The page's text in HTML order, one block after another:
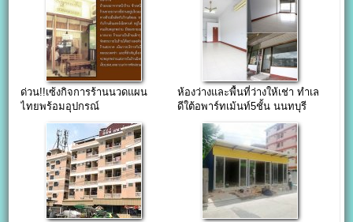
ด่วน!!เซ้งกิจการร้านนวดแผน
ไทยพร้อมอุปกรณ์
ห้องว่างและพื้นที่ว่างให้เช่า ทำเล
ดีใต้อพาร์ทเม้นท์5ชั้น นนทบุรี